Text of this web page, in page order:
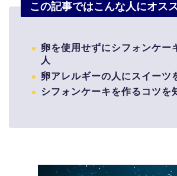
この記事ではこんな人にオス
卵を使用せずにシフォンケー
人
卵アレルギーの人にスイーツ
シフォンケーキを作るコツを